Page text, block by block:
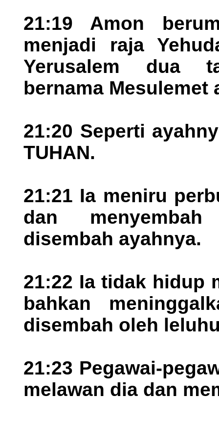
21:19 Amon
menjadi raja
Yerusalem dua
bernama Mesulemet
21:20 Seperti
TUHAN.
21:21 Ia meniru
dan
disembah ayahnya.
21:22 Ia tidak hidup
bahkan
disembah oleh
21:23 Pegawai-
melawan dia dan